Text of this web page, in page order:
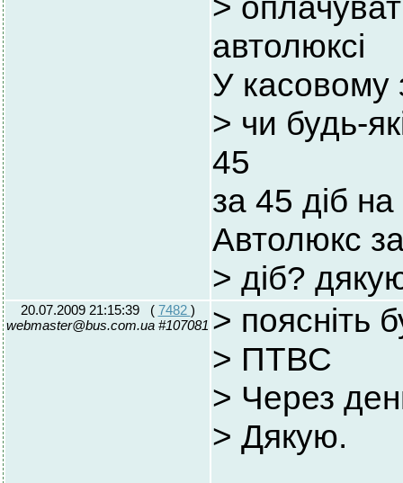
>
автолюксі
У касовому
> чи будь-
45
за 45 діб
Автолюкс
> діб?
20.07.2009 21:15:39 ( 7482 )
webmaster@bus.com.ua #107081 > поясніть
> ПТВС
> Через
> Дякую.